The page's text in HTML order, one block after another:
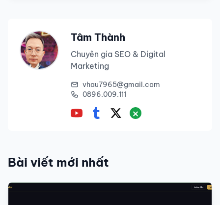
Tâm Thành
Chuyên gia SEO & Digital
Marketing
vhau7965@gmail.com
0896.009.111
Bài viết mới nhất